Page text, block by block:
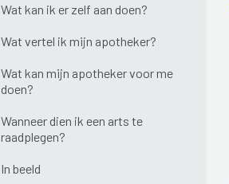
Wat kan ik er zelf aan doen?
Wat vertel ik mijn apotheker?
Wat kan mijn apotheker voor me
doen?
Wanneer dien ik een arts te
raadplegen?
In beeld